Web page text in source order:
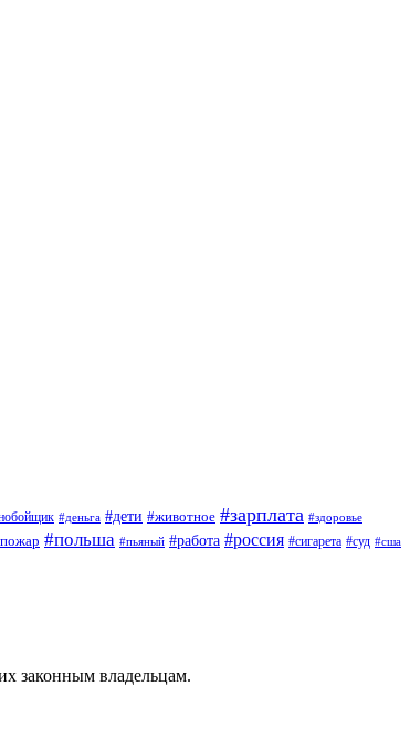
#деньга #дети #животное #зарплата #здоровье
#польша #пьяный #работа #россия #сигарета #суд #сша
законным владельцам.